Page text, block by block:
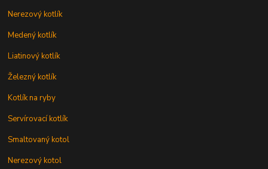
Nerezový kotlík
Medený kotlík
Liatinový kotlík
Železný kotlík
Kotlík na ryby
Servírovací kotlík
Smaltovaný kotol
Nerezový kotol